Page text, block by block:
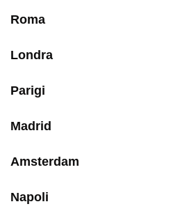
Roma
Londra
Parigi
Madrid
Amsterdam
Napoli